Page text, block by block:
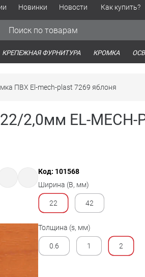
Новинки Новости Как купить?
КРЕПЕЖНАЯ ФУРНИТУРА КРОМКА
ПВХ El-mech-plast 7269 яблоня
2,0мм EL-MECH-
Код: 101568
Ширина (B, мм)
22 42
Толщина (s, мм)
0.6 1 2